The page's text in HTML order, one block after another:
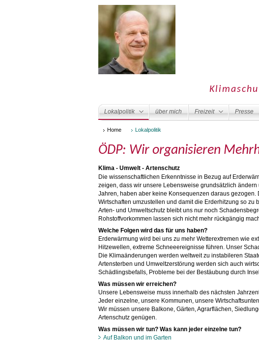
Lokalpolitik über mich Freizeit Presse
Home Lokalpolitik
ÖDP: Wir organisieren
Klima - Umwelt - Artenschutz
Die wissenschaftlichen Erkenntnisse in Bezug auf
zeigen, dass wir unsere Lebensweise grundsätzlich
Jahren, haben aber keine Konsequenzen daraus
Wirtschaften umzustellen und damit die Erderhitzung so
Arten- und Umweltschutz bleibt uns nur noch
Rohstoffvorkommen lassen sich nicht mehr rückgängig
Welche Folgen wird das für uns haben?
Erderwärmung wird bei uns zu mehr Wetterextremen wie
Hitzewellen, extreme Schneeereignisse führen. Unser
Die Klimaänderungen werden weltweit zu instabileren
Artensterben und Umweltzerstörung werden sich auch
Schädlingsbefalls, Probleme bei der Bestäubung durch
Was müssen wir erreichen?
Unsere Lebensweise muss innerhalb des nächsten
Jeder einzelne, unsere Kommunen, unsere
Wir müssen unsere Balkone, Gärten, Agrarflächen,
Artenschutz genügen.
Was müssen wir tun? Was kann jeder einzelne tun?
Auf Balkon und im Garten